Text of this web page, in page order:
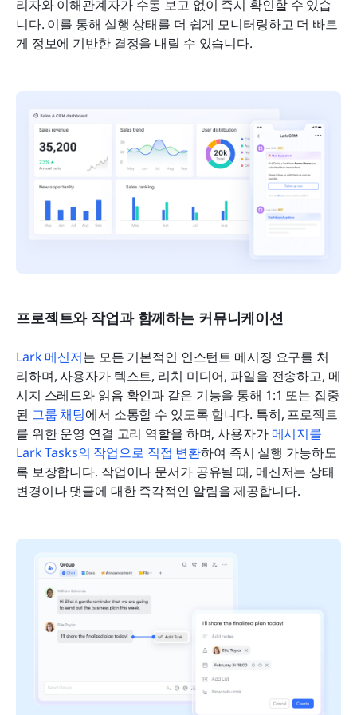
리자와 이해관계자가 수동 보고 없이 즉시 확인할 수 있습
니다. 이를 통해 실행 상태를 더 쉽게 모니터링하고 더 빠르
게 정보에 기반한 결정을 내릴 수 있습니다.
프로젝트와 작업과 함께하는 커뮤니케이션
Lark 메신저는 모든 기본적인 인스턴트 메시징 요구를 처
리하며, 사용자가 텍스트, 리치 미디어, 파일을 전송하고, 메
시지 스레드와 읽음 확인과 같은 기능을 통해 1:1 또는 집중
된 그룹 채팅에서 소통할 수 있도록 합니다. 특히, 프로젝트
를 위한 운영 연결 고리 역할을 하며, 사용자가 메시지를
Lark Tasks의 작업으로 직접 변환하여 즉시 실행 가능하도
록 보장합니다. 작업이나 문서가 공유될 때, 메신저는 상태
변경이나 댓글에 대한 즉각적인 알림을 제공합니다.